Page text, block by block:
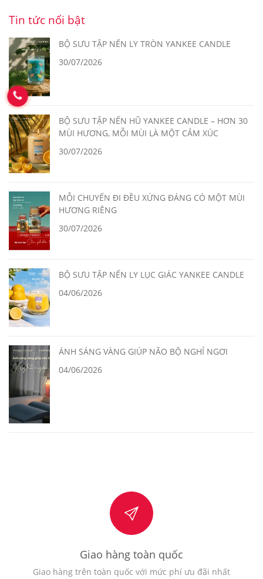
Tin tức nổi bật
BỘ SƯU TẬP NẾN LY TRÒN YANKEE CANDLE
30/07/2026
BỘ SƯU TẬP NẾN HŨ YANKEE CANDLE – HƠN 30
MÙI HƯƠNG, MỖI MÙI LÀ MỘT CẢM XÚC
30/07/2026
MỖI CHUYẾN ĐI ĐỀU XỨNG ĐÁNG CÓ MỘT MÙI
HƯƠNG RIÊNG
30/07/2026
BỘ SƯU TẬP NẾN LY LỤC GIÁC YANKEE CANDLE
04/06/2026
ÁNH SÁNG VÀNG GIÚP NÃO BỘ NGHỈ NGƠI
04/06/2026
Giao hàng toàn quốc
Giao hàng trên toàn quốc với mức phí ưu đãi nhất